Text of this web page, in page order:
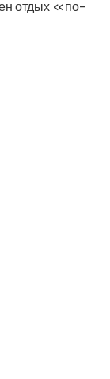
отдых «по-